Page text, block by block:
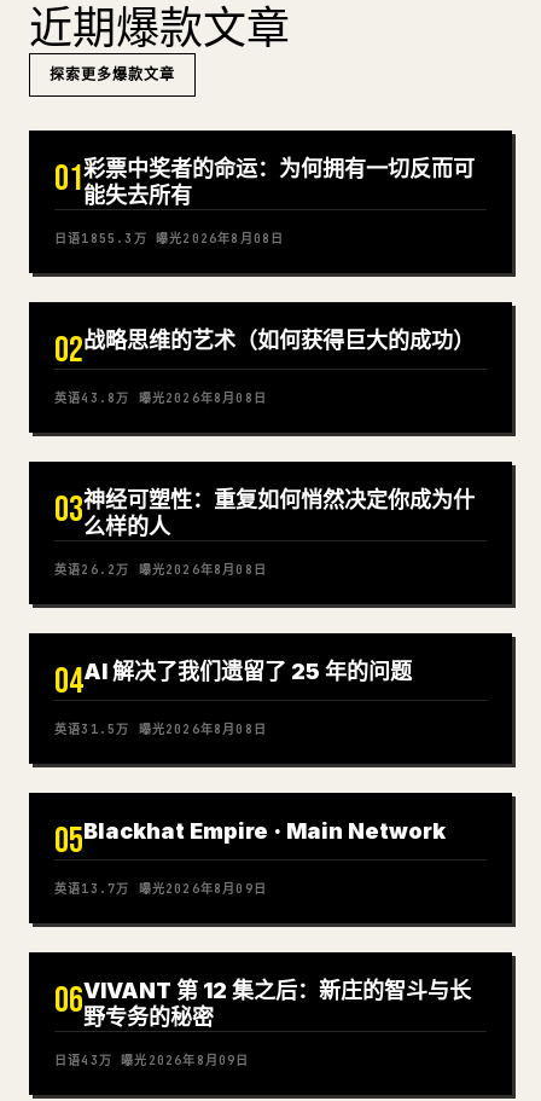
近期爆款文章
探索更多爆款文章
01彩票中奖者的命运：为何拥有一切反而可
能失去所有
日语1855.3万 曝光2026年8月08日
02战略思维的艺术（如何获得巨大的成功）
英语43.8万 曝光2026年8月08日
03神经可塑性：重复如何悄然决定你成为什
么样的人
英语26.2万 曝光2026年8月08日
04AI 解决了我们遗留了 25 年的问题
英语31.5万 曝光2026年8月08日
05Blackhat Empire · Main Network
英语13.7万 曝光2026年8月09日
06VIVANT 第 12 集之后：新庄的智斗与长
野专务的秘密
日语43万 曝光 2026年8月09日